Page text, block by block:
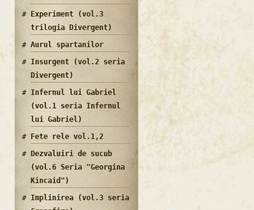
Experiment (vol.3
trilogia Divergent)
Aurul spartanilor
Insurgent (vol.2 seria
Divergent)
Infernul lui Gabriel
(vol.1 seria Infernul
lui Gabriel)
Fete rele vol.1,2
Dezvaluiri de sucub
(vol.6 Seria "Georgina
Kincaid")
Implinirea (vol.3 seria